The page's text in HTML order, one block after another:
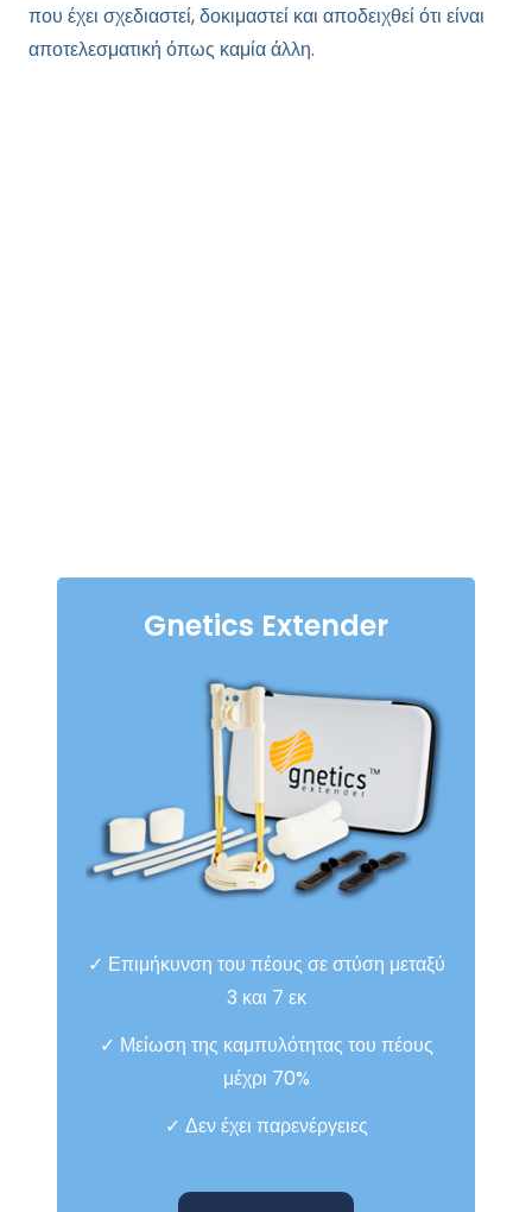
που έχει σχεδιαστεί, δοκιμαστεί και αποδειχθεί ότι είναι
αποτελεσματική όπως καμία άλλη.
Gnetics Extender
✓ Επιμήκυνση του πέους σε στύση μεταξύ
3 και 7 εκ
✓ Μείωση της καμπυλότητας του πέους
μέχρι 70%
✓ Δεν έχει παρενέργειες